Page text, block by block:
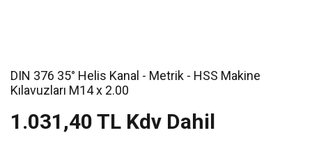
DIN 376 35° Helis Kanal - Metrik - HSS Makine
Kılavuzları M14 x 2.00
1.031,40 TL Kdv Dahil